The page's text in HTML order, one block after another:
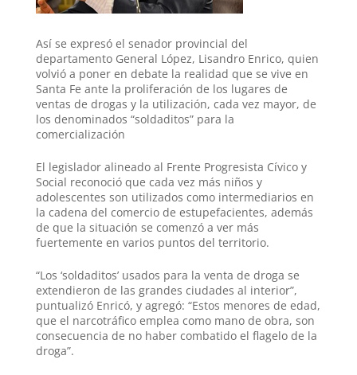
p
m
s
t
k
Así se expresó el senador provincial del
departamento General López, Lisandro Enrico, quien
volvió a poner en debate la realidad que se vive en
Santa Fe ante la proliferación de los lugares de
ventas de drogas y la utilización, cada vez mayor, de
los denominados “soldaditos” para la
comercialización
El legislador alineado al Frente Progresista Cívico y
Social reconoció que cada vez más niños y
adolescentes son utilizados como intermediarios en
la cadena del comercio de estupefacientes, además
de que la situación se comenzó a ver más
fuertemente en varios puntos del territorio.
“Los ‘soldaditos’ usados para la venta de droga se
extendieron de las grandes ciudades al interior”,
puntualizó Enricó, y agregó: “Estos menores de edad,
que el narcotráfico emplea como mano de obra, son
consecuencia de no haber combatido el flagelo de la
droga”.